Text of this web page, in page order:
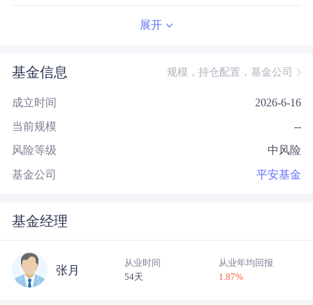
近三年 0.00 % --/--
近五年 --/--
成立以来 --/--
展开
基金信息 规模，持仓配置，基金公司
成立时间 2026-6-16
当前规模 --
风险等级 中风险
基金公司 平安基金
基金经理
张月
从业时间
54天
从业年均回报
1.87%